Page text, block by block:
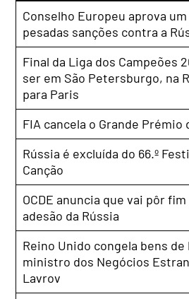
Conselho Europeu aprova
pesadas sanções contra a
Final da Liga dos Campeões
ser em São Petersburgo, na
para Paris
FIA cancela o Grande Prémio
Rússia é excluída do 66.º
Canção
OCDE anuncia que vai pôr
adesão da Rússia
Reino Unido congela bens de
ministro dos Negócios
Lavrov